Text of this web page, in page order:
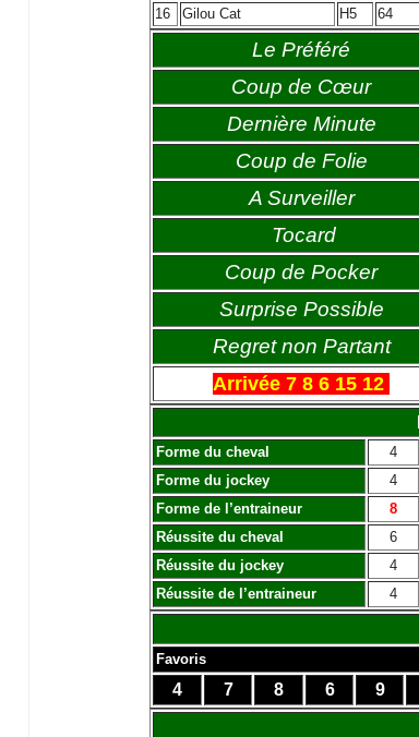
16
Gilou Cat H5 64
Le Préféré
Coup de Cœur
Dernière Minute
Coup de Folie
A Surveiller
Tocard
Coup de Pocker
Surprise Possible
Regret non Partant
Arrivée 7 8 6 15 12
Forme du cheval 4
Forme du jockey
4
Forme de l’entraineur
8
Réussite du cheval
6
Réussite du jockey
4
Réussite de l’entraineur
4
Favoris
4 7 8 6 9